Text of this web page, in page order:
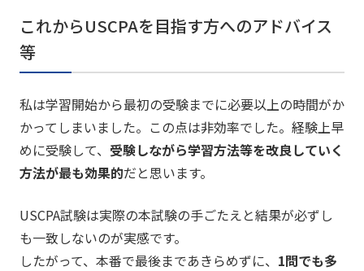
これからUSCPAを目指す方へのアドバイス
等
私は学習開始から最初の受験までに必要以上の時間がか
かってしまいました。この点は非効率でした。経験上早
めに受験して、 受験しながら学習方法等を改良していく
方法が最も効果的だと思います。
USCPA試験は実際の本試験の手ごたえと結果が必ずし
も一致しないのが実感です。
したがって、本番で最後まであきらめずに、 1問でも多